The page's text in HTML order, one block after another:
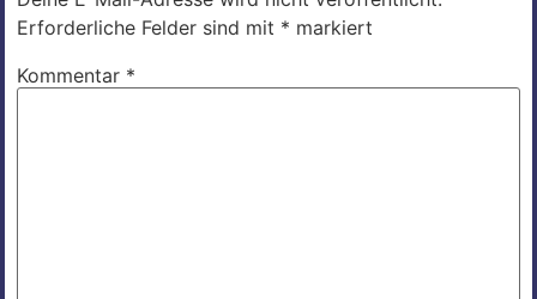
Erforderliche Felder sind mit * markiert
Kommentar *